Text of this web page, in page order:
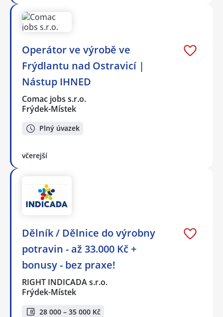
Operátor ve výrobě ve
Frýdlantu nad Ostravicí |
Nástup IHNED
Comac jobs s.r.o.
Frýdek-Místek
Plný úvazek
včerejší
Dělník / Dělnice do výrobny
potravin - až 33.000 Kč +
bonusy - bez praxe!
RIGHT INDICADA s.r.o.
Frýdek-Místek
28 000 – 35 000 Kč